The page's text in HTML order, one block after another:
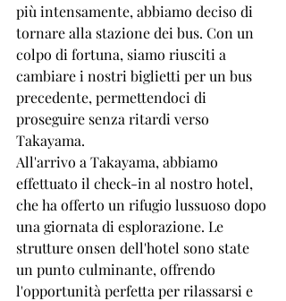
più intensamente, abbiamo deciso di
tornare alla stazione dei bus. Con un
colpo di fortuna, siamo riusciti a
cambiare i nostri biglietti per un bus
precedente, permettendoci di
proseguire senza ritardi verso
Takayama.
All'arrivo a Takayama, abbiamo
effettuato il check-in al nostro hotel,
che ha offerto un rifugio lussuoso dopo
una giornata di esplorazione. Le
strutture onsen dell'hotel sono state
un punto culminante, offrendo
l'opportunità perfetta per rilassarsi e